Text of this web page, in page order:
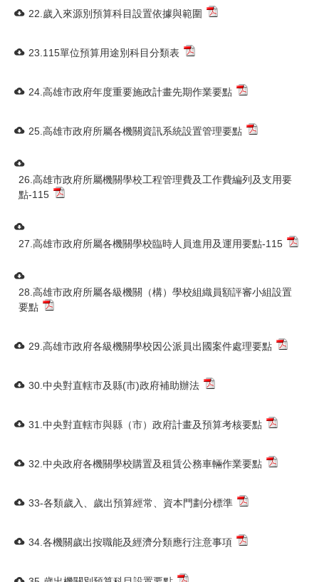
22.歲入來源別預算科目設置依據與範圍
23.115單位預算用途別科目分類表
24.高雄市政府年度重要施政計畫先期作業要點
25.高雄市政府所屬各機關資訊系統設置管理要點
26.高雄市政府所屬機關學校工程管理費及工作費編列及支用要
點-115
27.高雄市政府所屬各機關學校臨時人員進用及運用要點-115
28.高雄市政府所屬各級機關（構）學校組織員額評審小組設置
要點
29.高雄市政府各級機關學校因公派員出國案件處理要點
30.中央對直轄市及縣(市)政府補助辦法
31.中央對直轄市與縣（市）政府計畫及預算考核要點
32.中央政府各機關學校購置及租賃公務車輛作業要點
33-各類歲入、歲出預算經常、資本門劃分標準
34.各機關歲出按職能及經濟分類應行注意事項